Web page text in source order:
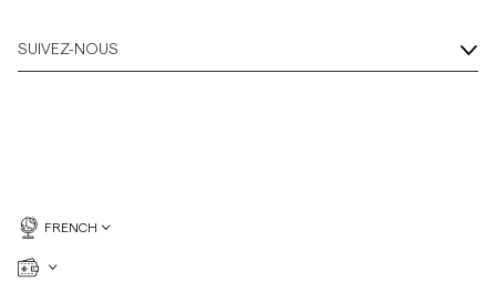
SUIVEZ-NOUS
FRENCH